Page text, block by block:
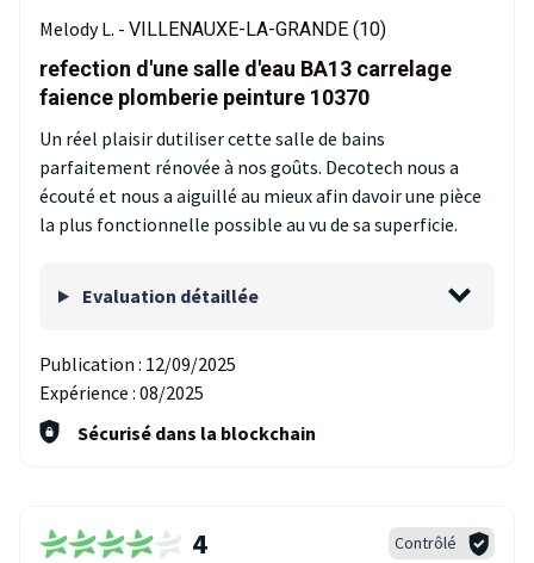
Melody L. - VILLENAUXE-LA-GRANDE (10)
refection d'une salle d'eau BA13 carrelage
faience plomberie peinture 10370
Un réel plaisir dutiliser cette salle de bains
parfaitement rénovée à nos goûts. Decotech nous a
écouté et nous a aiguillé au mieux afin davoir une pièce
la plus fonctionnelle possible au vu de sa superficie.
Evaluation détaillée
Publication : 12/09/2025
Expérience : 08/2025
Sécurisé dans la blockchain
4 Contrôlé